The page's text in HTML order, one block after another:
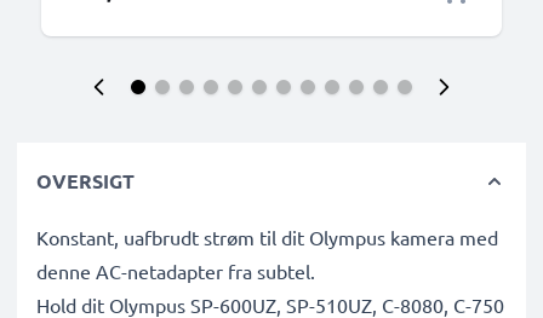
OVERSIGT
Konstant, uafbrudt strøm til dit Olympus kamera med
denne AC-netadapter fra subtel.
Hold dit Olympus SP-600UZ, SP-510UZ, C-8080, C-750